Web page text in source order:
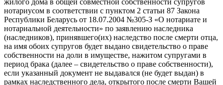
жилого дома в общей совместной собственности супругов
нотариусом в соответствии с пунктом 2 статьи 87 Закона
Республики Беларусь от 18.07.2004 №305-З «О нотариате и
нотариальной деятельности» по заявлению наследника
(наследников), принявшего(их) наследство после смерти отца,
на имя обоих супругов будет выдано свидетельство о праве
собственности на доли в имуществе, нажитом супругами в
период брака (далее – свидетельство о праве собственности),
если указанный документ не выдавался (не будет выдан) в
рамках наследственного дела, открытого после смерти Вашей